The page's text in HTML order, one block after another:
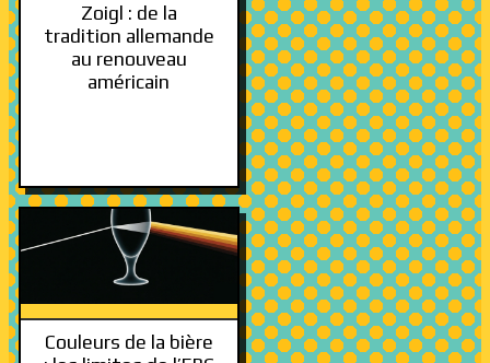
Zoigl : de la
tradition allemande
au renouveau
américain
Couleurs de la bière